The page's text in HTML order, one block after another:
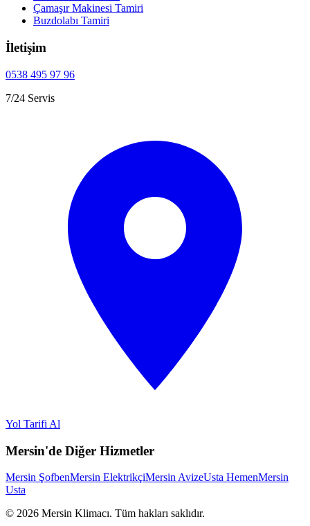
Çamaşır Makinesi Tamiri
Buzdolabı Tamiri
İletişim
0538 495 97 96
7/24 Servis
Yol Tarifi Al
Mersin'de Diğer Hizmetler
Mersin ŞofbenMersin ElektrikçiMersin AvizeUsta HemenMersin
Usta
© 2026 Mersin Klimacı. Tüm hakları saklıdır.